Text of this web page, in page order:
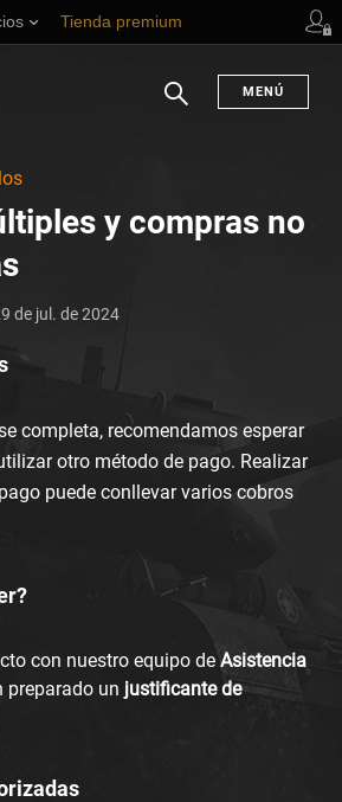
Tienda premium
MENÚ
y compras no
de jul. de 2024
completa, recomendamos esperar
otro método de pago. Realizar
puede conllevar varios cobros
con nuestro equipo deAsistencia
preparado un justificante de